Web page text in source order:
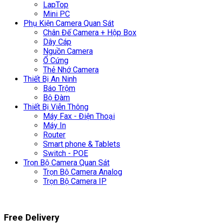
LapTop
Mini PC
Phụ Kiện Camera Quan Sát
Chân Đế Camera + Hộp Box
Dây Cáp
Nguồn Camera
Ổ Cứng
Thẻ Nhớ Camera
Thiết Bị An Ninh
Báo Trộm
Bộ Đàm
Thiết Bị Viễn Thông
Máy Fax - Điện Thoại
Máy In
Router
Smart phone & Tablets
Switch - POE
Trọn Bộ Camera Quan Sát
Trọn Bộ Camera Analog
Trọn Bộ Camera IP
Free Delivery